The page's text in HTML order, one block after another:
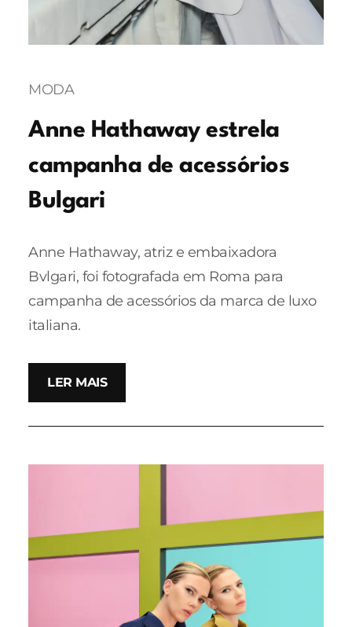
MODA
Anne Hathaway estrela
campanha de acessórios
Bulgari
Anne Hathaway, atriz e embaixadora
Bvlgari, foi fotografada em Roma para
campanha de acessórios da marca de luxo
italiana.
LER MAIS